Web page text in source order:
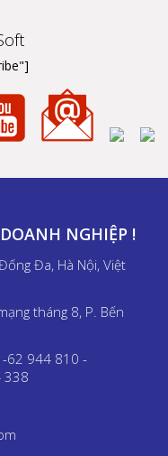
NGHIỆP !
Đa, Hà Nội, Việt
tháng 8, P. Bến
62 944 810 -
338